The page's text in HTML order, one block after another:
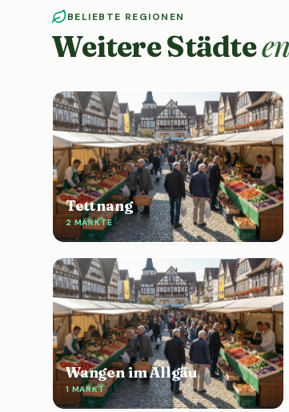
BELIEBTE REGIONEN
Weitere Städte
Tettnang
2 MÄRKTE
Wangen im Allgäu
1 MARKT